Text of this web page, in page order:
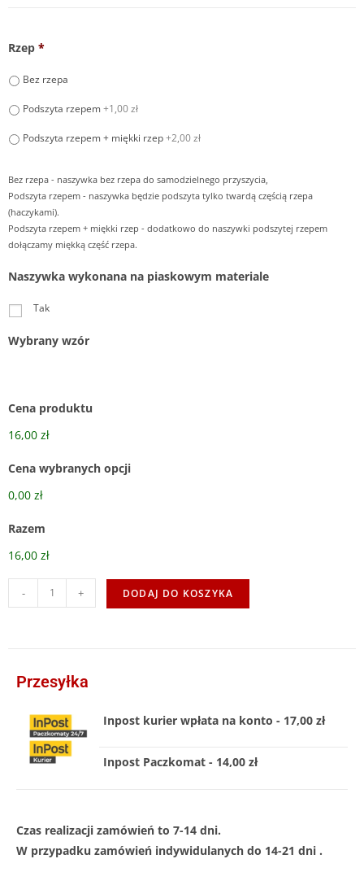
Rzep *
Bez rzepa
Podszyta rzepem+1,00 zł
Podszyta rzepem + miękki rzep+2,00 zł
Bez rzepa - naszywka bez rzepa do samodzielnego przyszycia,
Podszyta rzepem - naszywka będzie podszyta tylko twardą częścią rzepa
(haczykami).
Podszyta rzepem + miękki rzep - dodatkowo do naszywki podszytej rzepem
dołączamy miękką część rzepa.
Naszywka wykonana na piaskowym materiale
Tak
Wybrany wzór
Cena produktu
16,00 zł
Cena wybranych opcji
0,00 zł
Razem
16,00 zł
- + DODAJ DO KOSZYKA
Przesyłka
Inpost kurier wpłata na konto - 17,00 zł
Inpost Paczkomat - 14,00 zł
Czas realizacji zamówień to 7-14 dni.
W przypadku zamówień indywidulanych do 14-21 dni .